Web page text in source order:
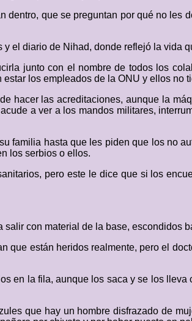
que se preguntan por qué no les
el diario de Nihad, donde reflejó la vida
junto con el nombre de todos los
los empleados de la ONU y ellos no
hacer las acreditaciones, aunque la
a ver a los mandos militares,
familia hasta que les piden que los no
los serbios o ellos.
pero este le dice que si los
con material de la base, escondidos
están heridos realmente, pero el
en la fila, aunque los saca y se los
que hay un hombre disfrazado de